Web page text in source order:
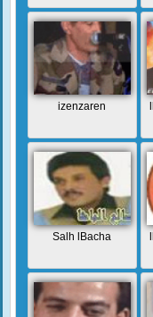
izenzaren
Salh lBacha